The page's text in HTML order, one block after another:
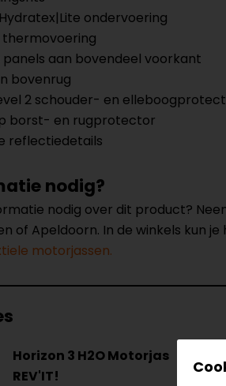
ondervoering
aan bovendeel voorkant
bovenrug
level 2 schouder- en
borst- en rugprotector
reflectiedetails
nodig?
nodig over dit product?
of Apeldoorn. In de winkels kun
motorjassen.
Horizon 3 H2O Motorjas
REV'IT!